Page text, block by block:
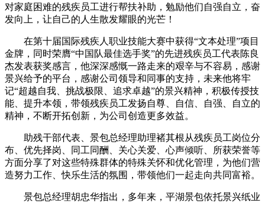
对家庭困难的残疾员工进行帮扶补助，勉励他们自强自立，奋
发向上，让自己的人生散发耀眼的光芒！
在第十届国际残疾人职业技能大赛中获得“文本处理”项目
金牌，同时荣膺“中国队最佳选手奖”的先进残疾员工代表陈良
杰发表获奖感言，他深深感慨一路走来的艰辛与不容易，感谢
景兴给予的平台，感谢公司领导和同事的支持，未来他将牢
记“超越自我、挑战极限、追求卓越”的景兴精神，积极传授技
能、提升本领，带领残疾员工发扬自尊、自信、自强、自立的
精神，不断开拓创新，为公司创造更多效益。
助残干部代表、景包总经理助理褚其根从残疾员工岗位分
布、优先择岗、同工同酬、关心关爱、心声倾听、所获荣誉等
方面分享了对这些特殊群体的特殊关怀和优化管理，为他们营
造努力工作、快乐生活的氛围，带领他们一起走向共同富裕。
景包总经理胡忠华指出，多年来，平湖景包依托景兴纸业